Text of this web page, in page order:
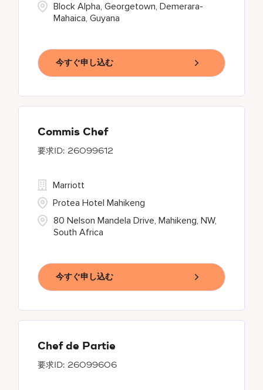
Block Alpha, Georgetown, Demerara-
Mahaica, Guyana
今すぐ申し込む
Commis Chef
26099612
80 Nelson Mandela Drive, Mahikeng, NW,
South Africa
Marriott
Protea Hotel Mahikeng
今すぐ申し込む
Chef de Partie
26099606